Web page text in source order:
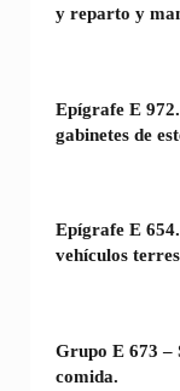
y reparto y
Epígrafe E
gabinetes de
Epígrafe E
vehículos
Grupo E 673 –
comida.